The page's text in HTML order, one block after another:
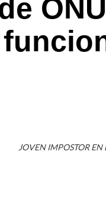
JOVEN IMPOSTOR EN